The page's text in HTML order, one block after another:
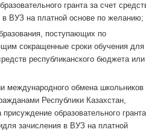
гранта за счет
в ВУЗ на платной основе по желанию;
поступающих по
сокращенные сроки обучения для
республиканского бюджета или
международного обмена школьников
Республики Казахстан,
образовательного гранта
зачисления в ВУЗ на платной